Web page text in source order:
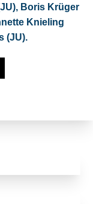
Boris Krüger
Knieling
(JU).